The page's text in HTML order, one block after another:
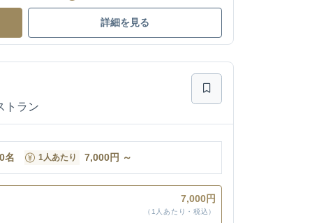
詳細を見る
トラン
名 1人あたり 7,000円 ～
7,000円
（1人あたり・税込）